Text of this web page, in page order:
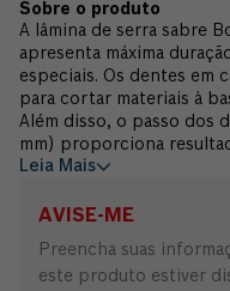
A lâmina de serra sabre
apresenta máxima
especiais. Os dentes
para cortar materiais à
Além disso, o passo dos
mm) proporciona
corpo largo (23 mm) e o
possui uma tira de
elástico, que permite
muito resistentes, tais
Leia Mais
AVISE-ME
Preencha suas
este produto estiver